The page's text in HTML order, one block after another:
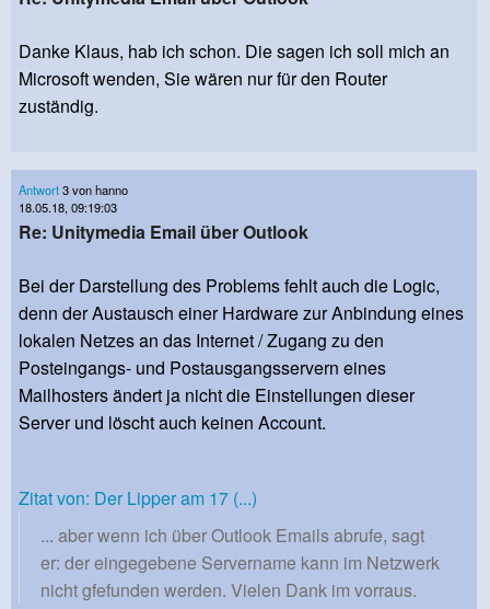
Danke Klaus, hab ich schon. Die sagen ich soll mich an
Microsoft wenden, Sie wären nur für den Router
zuständig.
Antwort3 von hanno
18.05.18, 09:19:03
Re: Unitymedia Email über Outlook
Bei der Darstellung des Problems fehlt auch die Logic,
denn der Austausch einer Hardware zur Anbindung eines
lokalen Netzes an das Internet / Zugang zu den
Posteingangs- und Postausgangsservern eines
Mailhosters ändert ja nicht die Einstellungen dieser
Server und löscht auch keinen Account.
Zitat von: Der Lipper am 17 (...)
... aber wenn ich über Outlook Emails abrufe, sagt
er: der eingegebene Servername kann im Netzwerk
nicht gfefunden werden. Vielen Dank im vorraus.